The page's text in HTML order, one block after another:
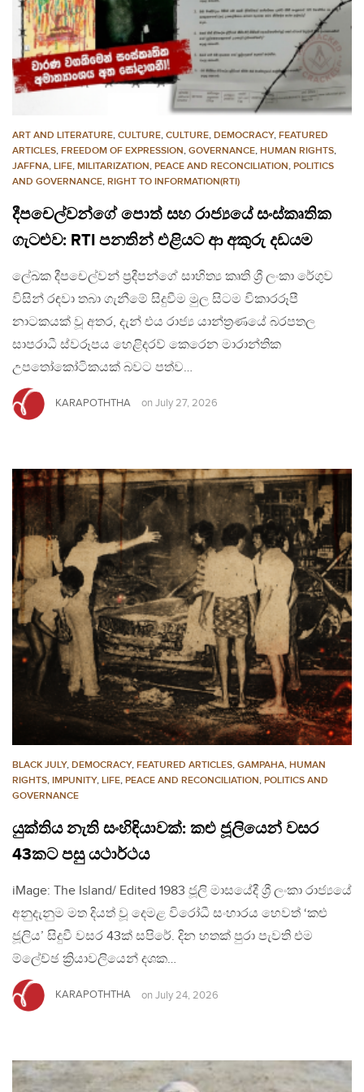
ART AND LITERATURE, CULTURE, CULTURE, DEMOCRACY, FEATURED
ARTICLES, FREEDOM OF EXPRESSION, GOVERNANCE, HUMAN RIGHTS,
JAFFNA, LIFE, MILITARIZATION, PEACE AND RECONCILIATION, POLITICS
AND GOVERNANCE, RIGHT TO INFORMATION(RTI)
දීපචෙල්වන්ගේ පොත් සහ රාජ්‍යයේ සංස්කෘතික
ගැටළුව: RTI පනතින් එළියට ආ අකුරු දඩයම
ලේඛක දීපචෙල්වන් ප්‍රදීපන්ගේ සාහිත්‍ය කෘති ශ්‍රී ලංකා රේගුව
විසින් රඳවා තබා ගැනීමේ සිදුවීම මුල සිටම විකාරරූපී
නාටකයක් වූ අතර, දැන් එය රාජ්‍ය යාන්ත්‍රණයේ බරපතල
සාපරාධී ස්වරූපය හෙළිදරව් කෙරෙන මාරාන්තික
උපතෝකෝටිකයක් බවට පත්ව…
KARAPOTHTHA on July 27, 2026
BLACK JULY, DEMOCRACY, FEATURED ARTICLES, GAMPAHA, HUMAN
RIGHTS, IMPUNITY, LIFE, PEACE AND RECONCILIATION, POLITICS AND
GOVERNANCE
යුක්තිය නැති සංහිඳියාවක්: කළු ජූලියෙන් වසර
43කට පසු යථාර්ථය
iMage: The Island/ Edited 1983 ජූලි මාසයේදී ශ්‍රී ලංකා රාජ්‍යයේ
අනුදැනුම මත දියත් වූ දෙමළ විරෝධී සංහාරය හෙවත් ‘කළු
ජූලිය’ සිදුවී වසර 43ක් සපිරේ. දින හතක් පුරා පැවති එම
ම්ලේච්ඡ ක්‍රියාවලියෙන් දශක…
KARAPOTHTHA on July 24, 2026